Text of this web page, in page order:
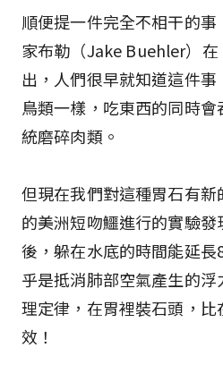
順便提一件完全不相干的
家布勒（Jake Buehler）
出，人們很早就知道這件
鳥類一樣，吃東西的同時
統磨碎肉類。
但現在我們對這種胃石有
的美洲短吻鱷進行的實驗
後，躲在水底的時間能延
乎是抵消肺部空氣產生的
理定律，在胃裡裝石頭，
效！